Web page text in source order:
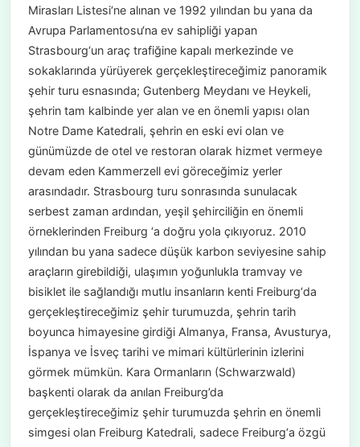
Mirasları Listesi‘ne alınan ve 1992 yılından bu yana da
Avrupa Parlamentosu‘na ev sahipliği yapan
Strasbourg‘un araç trafiğine kapalı merkezinde ve
sokaklarında yürüyerek gerçekleştireceğimiz panoramik
şehir turu esnasında; Gutenberg Meydanı ve Heykeli,
şehrin tam kalbinde yer alan ve en önemli yapısı olan
Notre Dame Katedrali, şehrin en eski evi olan ve
günümüzde de otel ve restoran olarak hizmet vermeye
devam eden Kammerzell evi göreceğimiz yerler
arasındadır. Strasbourg turu sonrasında sunulacak
serbest zaman ardından, yeşil şehirciliğin en önemli
örneklerinden Freiburg ‘a doğru yola çıkıyoruz. 2010
yılından bu yana sadece düşük karbon seviyesine sahip
araçların girebildiği, ulaşımın yoğunlukla tramvay ve
bisiklet ile sağlandığı mutlu insanların kenti Freiburg‘da
gerçekleştireceğimiz şehir turumuzda, şehrin tarih
boyunca himayesine girdiği Almanya, Fransa, Avusturya,
İspanya ve İsveç tarihi ve mimari kültürlerinin izlerini
görmek mümkün. Kara Ormanların (Schwarzwald)
başkenti olarak da anılan Freiburg’da
gerçekleştireceğimiz şehir turumuzda şehrin en önemli
simgesi olan Freiburg Katedrali, sadece Freiburg‘a özgü